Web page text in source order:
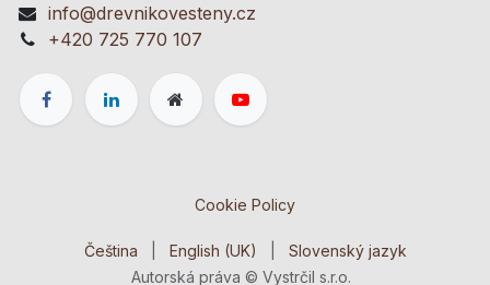
info@drevnikovesteny.cz
+420 725 770 107
Cookie Policy
Autorská práva © Vystrčil s.r.o.
Čeština English (UK) Slovenský jazyk